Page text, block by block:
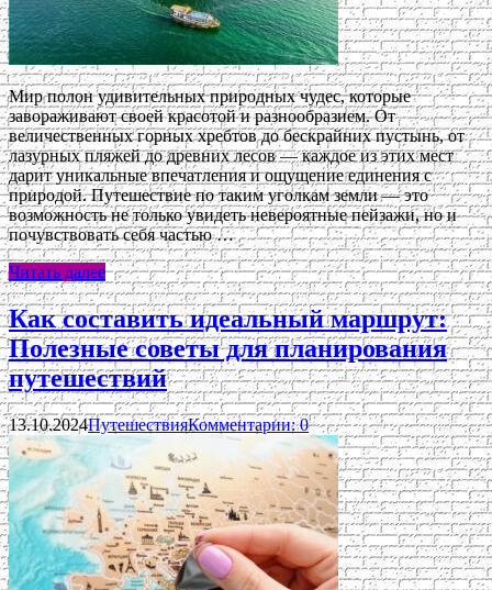
Мир полон удивительных природных чудес, которые
завораживают своей красотой и разнообразием. От
величественных горных хребтов до бескрайних пустынь, от
лазурных пляжей до древних лесов — каждое из этих мест
дарит уникальные впечатления и ощущение единения с
природой. Путешествие по таким уголкам земли — это
возможность не только увидеть невероятные пейзажи, но и
почувствовать себя частью …
Читать далее
Как составить идеальный маршрут:
Полезные советы для планирования
путешествий
13.10.2024ПутешествияКомментарии: 0